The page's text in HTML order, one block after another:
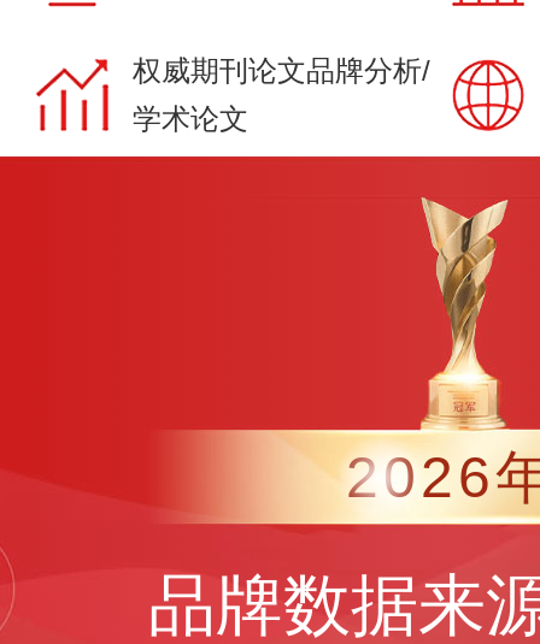
权威期刊论文品牌分析/
学术论文
2026
品牌数据来